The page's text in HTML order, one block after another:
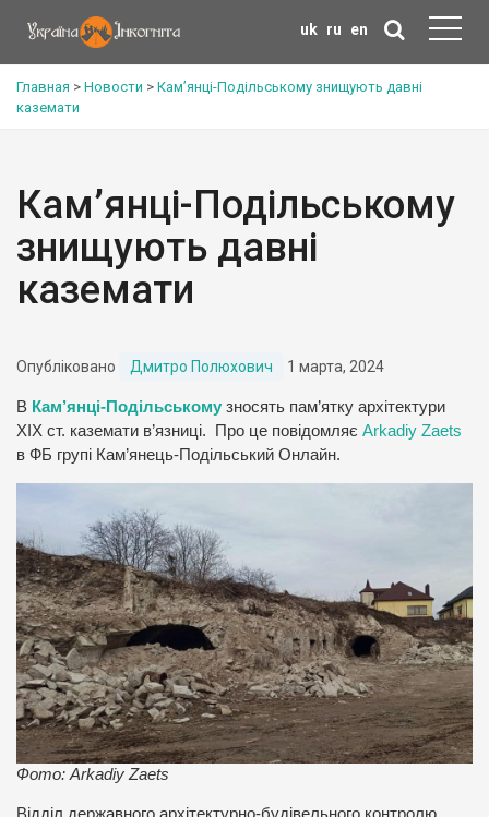
uk ru en
Главная > Новости > Кам’янці-Подільському знищують давні
каземати
Кам’янці-Подільському
знищують давні
каземати
Опубліковано Дмитро Полюхович 1 марта, 2024
В Кам’янці-Подільському зносять пам’ятку архітектури
ХІХ ст. каземати в’язниці. Про це повідомляє Arkadiy Zaets
в ФБ групі Кам’янець-Подільський Онлайн.
Фото: Arkadiy Zaets
Відділ державного архітектурно-будівельного контролю